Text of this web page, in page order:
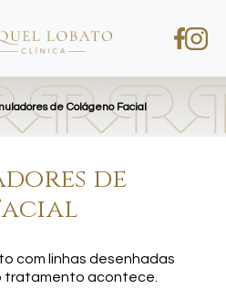
de Colágeno Facial
de